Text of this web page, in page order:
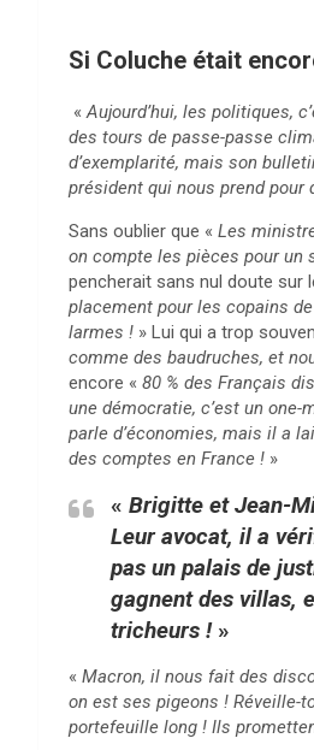
Si Coluche était
« Aujourd’hui, les politiques,
des tours de passe-passe
d’exemplarité, mais son
président qui nous prend pour
Sans oublier que « Les
on compte les pièces pour un
pencherait sans nul doute sur
placement pour les copains
larmes ! » Lui qui a trop
comme des baudruches, et
encore « 80 % des Français
une démocratie, c’est un
parle d’économies, mais il a
des comptes en France ! »
« Brigitte et Jean-
Leur avocat, il a
pas un palais de
gagnent des villas,
tricheurs !»
« Macron, il nous fait des
on est ses pigeons ! Réveille-
portefeuille long ! Ils